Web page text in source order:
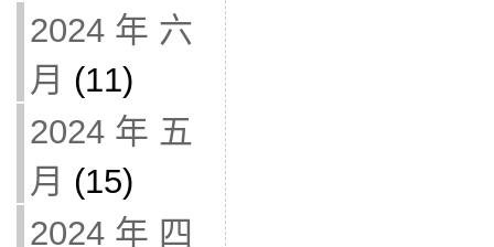
2024 年 六
月 (11)
2024 年 五
月 (15)
2024 年 四